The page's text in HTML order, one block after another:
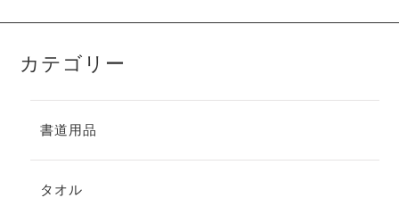
カテゴリー
書道用品
タオル